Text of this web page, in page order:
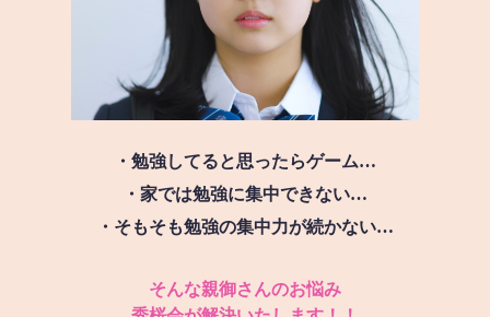
・勉強してると思ったらゲーム…
・家では勉強に集中できない…
・そもそも勉強の集中力が続かない…
そんな親御さんのお悩み